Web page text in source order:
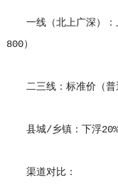
一线（北上广深）：
800）
二三线：标准价（普
县城/乡镇：下浮
渠道对比：